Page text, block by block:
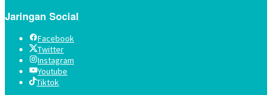
Jaringan Social
Facebook
Twitter
Instagram
Youtube
Tiktok